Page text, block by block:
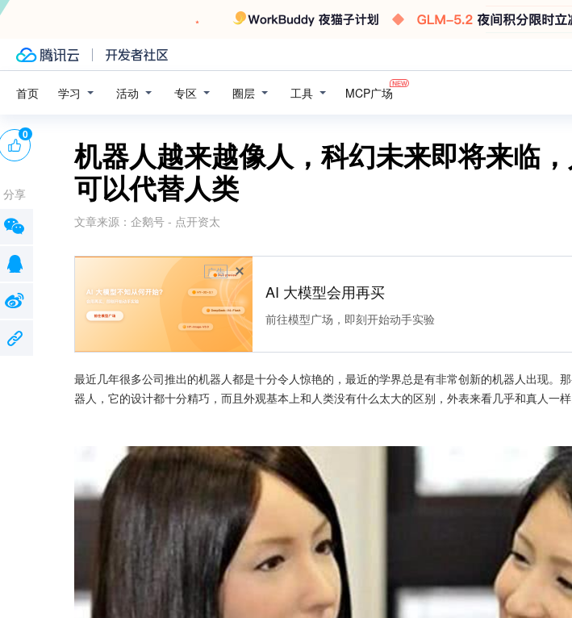
首页 学习 活动 专区 圈层 工具 MCP广场
机器人越来越像人，科幻未来即将来临
可以代替人类
文章来源： 企鹅号 - 点开资太
广告
AI 大模型会用再买
前往模型广场，即刻开始动手实验
最近几年很多公司推出的机器人都是十分令人惊艳的，最近的学界总是有非常创新的机器人出现。
器人，它的设计都十分精巧，而且外观基本上和人类没有什么太大的区别，外表来看几乎和真人一样
0
分享